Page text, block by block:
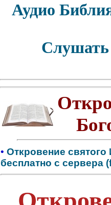
Аудио
Слушать
• Откровение святого
бесплатно с сервера